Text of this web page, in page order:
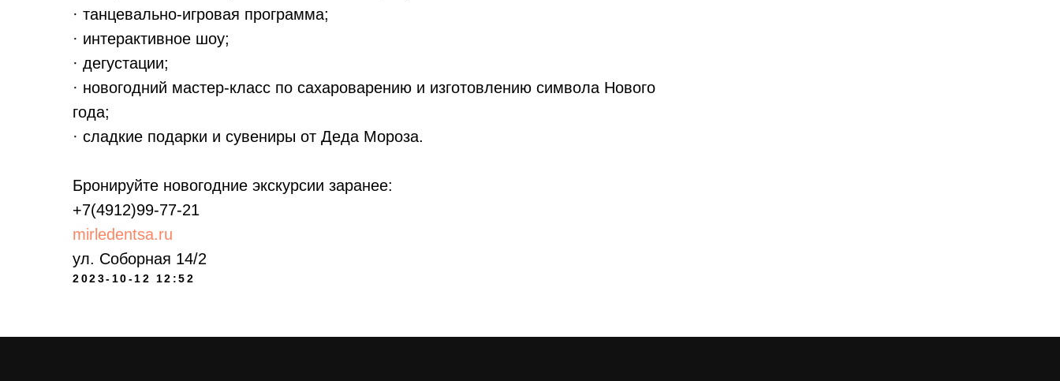
· танцевально-игровая программа;
· интерактивное шоу;
· дегустации;
· новогодний мастер-класс по сахароварению и изготовлению символа Нового
года;
· сладкие подарки и сувениры от Деда Мороза.
Бронируйте новогодние экскурсии заранее:
+7(4912)99-77-21
mirledentsa.ru
ул. Соборная 14/2
2023-10-12 12:52